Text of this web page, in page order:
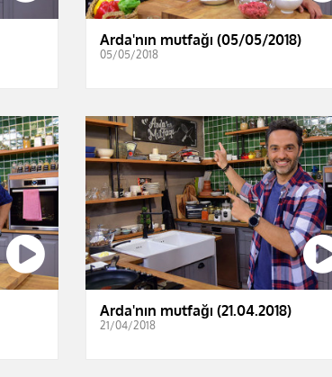
Arda'nın mutfağı (05/05/2018)
05/05/2018
Arda'nın mutfağı (21.04.2018)
21/04/2018